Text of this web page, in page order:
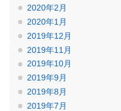
2020年2月
2020年1月
2019年12月
2019年11月
2019年10月
2019年9月
2019年8月
2019年7月